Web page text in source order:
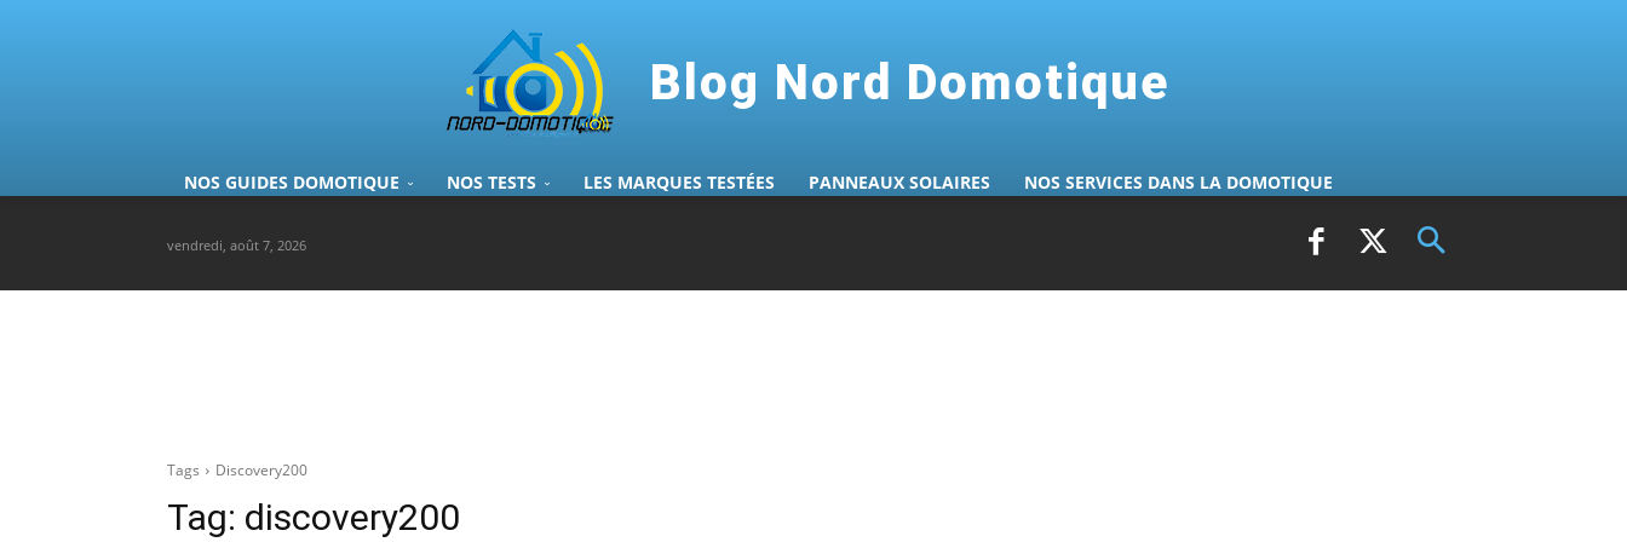
Blog Nord Domotique
NOS GUIDES DOMOTIQUE NOS TESTS LES MARQUES TESTÉES PANNEAUX SOLAIRES NOS SERVICES DANS LA DOMOTIQUE
vendredi, août 7, 2026
Tags Discovery200
Tag: discovery200